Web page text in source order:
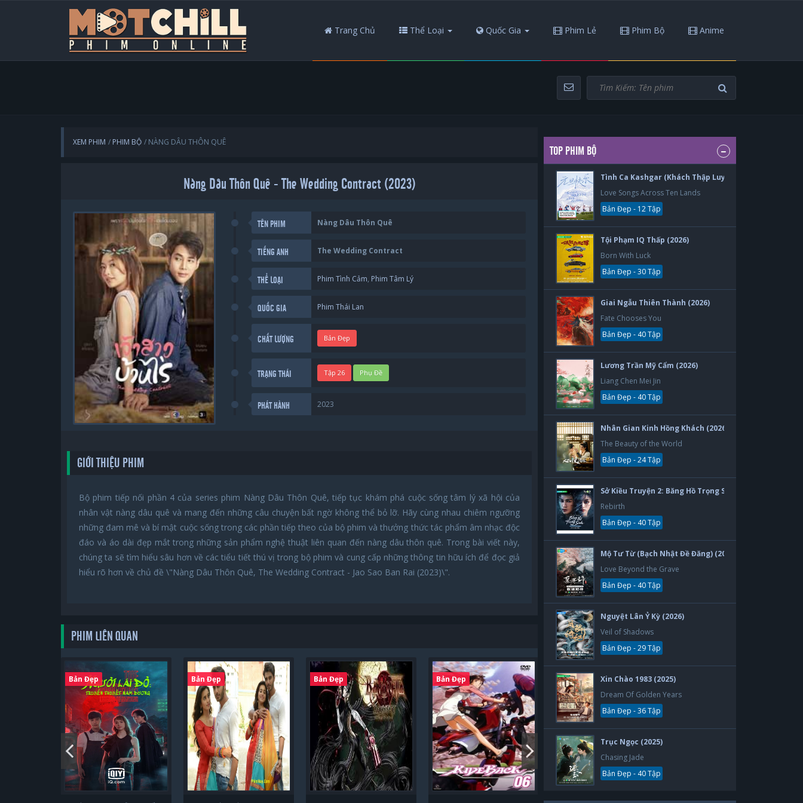
Trang Chủ Thể Loại Quốc Gia Phim Lẻ Phim Bộ Anime
XEM PHIM PHIM BỘ NÀNG DÂU THÔN QUÊ
Nàng Dâu Thôn Quê - The Wedding Contract (2023)
TÊN PHIM Nàng Dâu Thôn Quê
TIẾNG ANH The Wedding Contract
THỂ LOẠI Phim Tình Cảm, Phim Tâm Lý
QUỐC GIA Phim Thái Lan
CHẤT LƯỢNG Bản Đẹp
TRẠNG THÁI Tập 26 Phụ Đề
PHÁT HÀNH 2023
GIỚI THIỆU PHIM
Bộ phim tiếp nối phần 4 của series phim Nàng Dâu Thôn Quê, tiếp tục khám phá cuộc sống tâm lý xã hội của
nhân vật nàng dâu quê và mang đến những câu chuyện bất ngờ không thể bỏ lỡ. Hãy cùng nhau chiêm ngưỡng
những đam mê và bí mật cuộc sống trong các phần tiếp theo của bộ phim và thưởng thức tác phẩm âm nhạc độc
đáo và áo dài đẹp mắt trong những sản phẩm nghệ thuật liên quan đến nàng dâu thôn quê. Trong bài viết này,
chúng ta sẽ tìm hiểu sâu hơn về các tiểu tiết thú vị trong bộ phim và cung cấp những thông tin hữu ích để đọc giả
hiểu rõ hơn về chủ đề \"Nàng Dâu Thôn Quê, The Wedding Contract - Jao Sao Ban Rai (2023)\".
PHIM LIÊN QUAN
Bản Đẹp Bản Đẹp Bản Đẹp Bản Đẹp Bản Đẹp
TOP PHIM BỘ
Tình Ca Kashgar (Khách Thập Luyến Ca) (2026)
Love Songs Across Ten Lands
Bản Đẹp - 12 Tập
Tội Phạm IQ Thấp (2026)
Born With Luck
Bản Đẹp - 30 Tập
Giai Ngẫu Thiên Thành (2026)
Fate Chooses You
Bản Đẹp - 40 Tập
Lương Trần Mỹ Cẩm (2026)
Liang Chen Mei Jin
Bản Đẹp - 40 Tập
Nhân Gian Kinh Hồng Khách (2026)
The Beauty of the World
Bản Đẹp - 24 Tập
Sở Kiều Truyện 2: Băng Hồ Trọng Sinh (2026)
Rebirth
Bản Đẹp - 40 Tập
Mộ Tư Từ (Bạch Nhật Đề Đăng) (2026)
Love Beyond the Grave
Bản Đẹp - 40 Tập
Nguyệt Lân Ỷ Kỳ (2026)
Veil of Shadows
Bản Đẹp - 29 Tập
Xin Chào 1983 (2025)
Dream Of Golden Years
Bản Đẹp - 36 Tập
Trục Ngọc (2025)
Chasing Jade
Bản Đẹp - 40 Tập